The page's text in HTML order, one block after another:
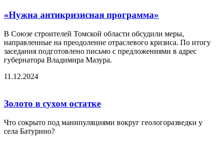
«Нужна антикризисная программа»
В Союзе строителей Томской области обсудили меры,
направленные на преодоление отраслевого кризиса. По итогу
заседания подготовлено письмо с предложениями в адрес
губернатора Владимира Мазура.
11.12.2024
Золото в сухом остатке
Что сокрыто под манипуляциями вокруг геологоразведки у
села Батурино?